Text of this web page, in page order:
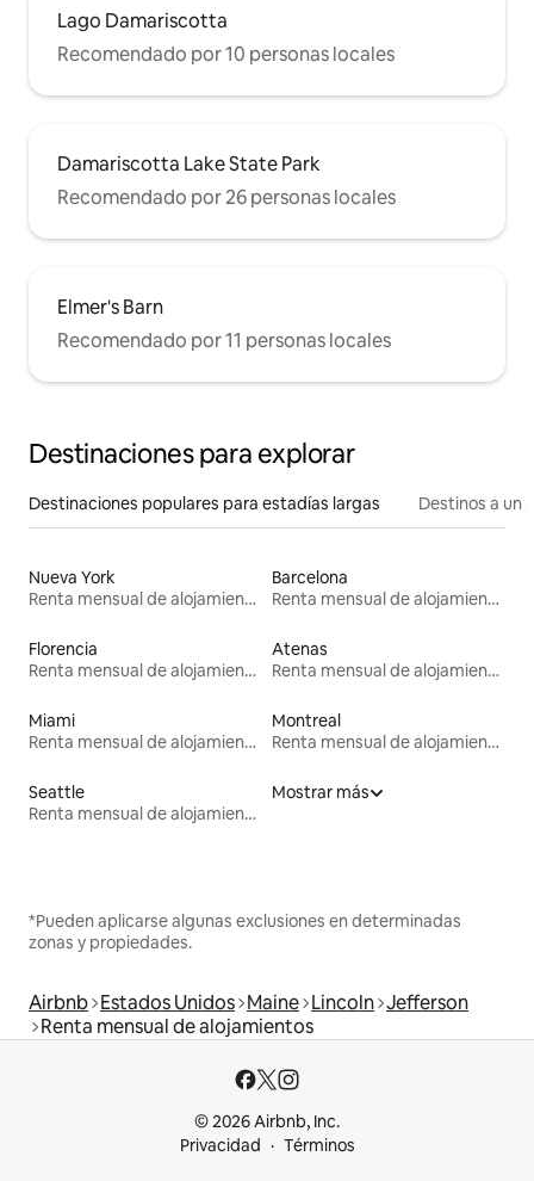
Lago Damariscotta
Recomendado por 10 personas locales
Damariscotta Lake State Park
Recomendado por 26 personas locales
Elmer's Barn
Recomendado por 11 personas locales
Destinaciones para explorar
Destinaciones populares para estadías largas Destinos a un
Nueva York
Renta mensual de alojamientos
Barcelona
Renta mensual de alojamientos
Florencia
Renta mensual de alojamientos
Atenas
Renta mensual de alojamientos
Miami
Renta mensual de alojamientos
Montreal
Renta mensual de alojamientos
Seattle
Renta mensual de alojamientos
Mostrar más
*Pueden aplicarse algunas exclusiones en determinadas
zonas y propiedades.
Airbnb Estados Unidos Maine Lincoln Jefferson
Renta mensual de alojamientos
© 2026 Airbnb, Inc.
Privacidad
Términos